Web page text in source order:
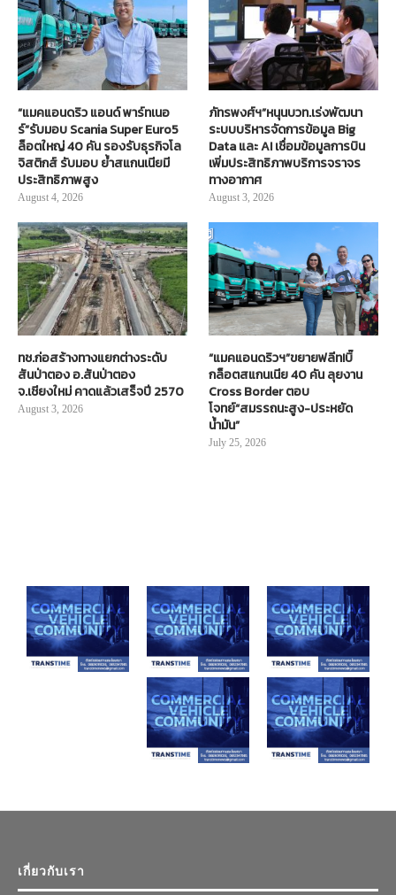
“แมคแอนดริว แอนด์ พาร์ทเนอ
ร์”รับมอบ Scania Super Euro5
ล็อตใหญ่ 40 คัน รองรับธุรกิจโล
จิสติกส์ รับมอบ ย้ำสแกนเนียมี
ประสิทธิภาพสูง
August 4, 2026
ภัทรพงศ์ฯ”หนุนบวท.เร่งพัฒนา
ระบบบริหารจัดการข้อมูล Big
Data และ AI เชื่อมข้อมูลการบิน
เพิ่มประสิทธิภาพบริการจราจร
ทางอากาศ
August 3, 2026
ทช.ก่อสร้างทางแยกต่างระดับ
สันป่าตอง อ.สันป่าตอง
จ.เชียงใหม่ คาดแล้วเสร็จปี 2570
August 3, 2026
“แมคแอนดริวฯ”ขยายฟลีท!บิ๊
กล็อตสแกนเนีย 40 คัน ลุยงาน
Cross Border ตอบ
โจทย์“สมรรถนะสูง-ประหยัด
น้ำมัน”
July 25, 2026
เกี่ยวกับเรา